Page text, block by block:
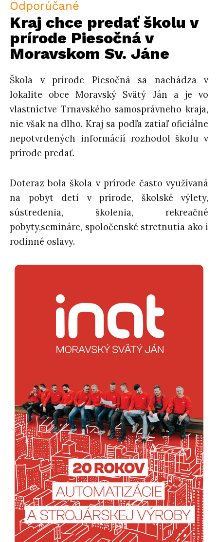
Odporúčané
Kraj chce predať školu v
prírode Piesočná v
Moravskom Sv. Jáne
Škola v prírode Piesočná sa nachádza v
lokalite obce Moravský Svätý Ján a je vo
vlastníctve Trnavského samosprávneho kraja,
nie však na dlho. Kraj sa podľa zatiaľ oficiálne
nepotvrdených informácií rozhodol školu v
prírode predať.
Doteraz bola škola v prírode často využívaná
na pobyt detí v prírode, školské výlety,
sústredenia, školenia, rekreačné
pobyty,semináre, spoločenské stretnutia ako i
rodinné oslavy.